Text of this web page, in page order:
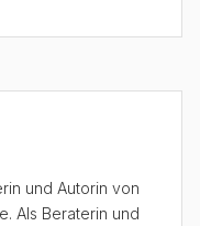
und Autorin von
Als Beraterin und